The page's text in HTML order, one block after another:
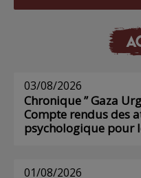
03/08/2026
Chronique ” Gaza
Compte rendus des
psychologique pour
01/08/2026